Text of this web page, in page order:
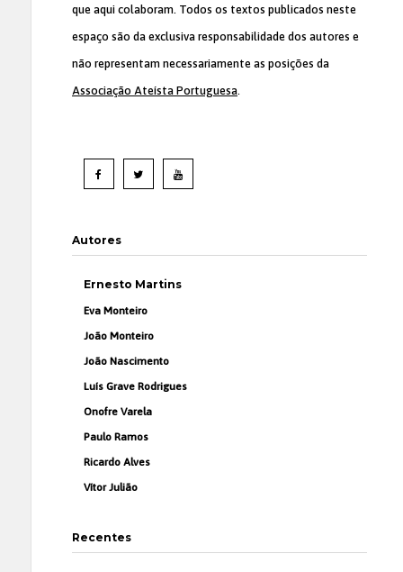
que aqui colaboram. Todos os textos publicados neste
espaço são da exclusiva responsabilidade dos autores e
não representam necessariamente as posições da
Associação Ateísta Portuguesa.
Autores
Ernesto Martins
Eva Monteiro
João Monteiro
João Nascimento
Luís Grave Rodrigues
Onofre Varela
Paulo Ramos
Ricardo Alves
Vítor Julião
Recentes